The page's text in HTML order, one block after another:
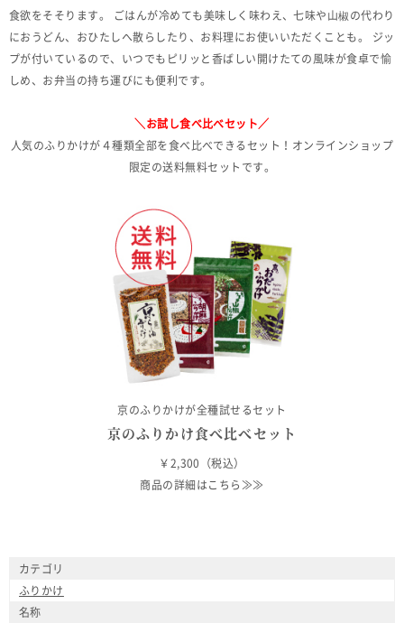
食欲をそそります。 ごはんが冷めても美味しく味わえ、七味や山椒の代わり
におうどん、おひたしへ散らしたり、お料理にお使いいただくことも。 ジッ
プが付いているので、いつでもピリッと香ばしい開けたての風味が食卓で愉
しめ、お弁当の持ち運びにも便利です。
＼お試し食べ比べセット／
人気のふりかけが４種類全部を食べ比べできるセット！オンラインショップ
限定の送料無料セットです。
京のふりかけが全種試せるセット
京のふりかけ食べ比べセット
￥2,300（税込）
商品の詳細はこちら≫≫
カテゴリ
ふりかけ
名称